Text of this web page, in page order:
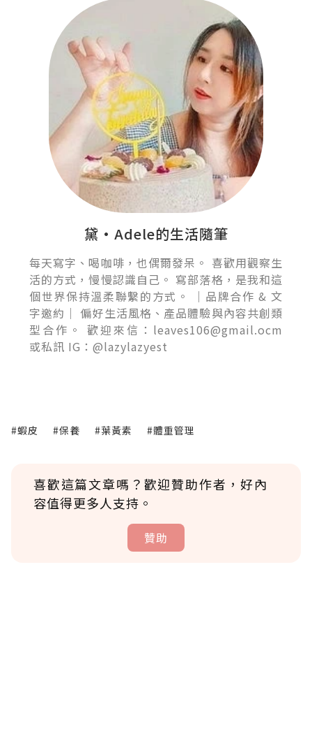
黛•Adele的生活隨筆
每天寫字、喝咖啡，也偶爾發呆。 喜歡用觀察生
活的方式，慢慢認識自己。 寫部落格，是我和這
個世界保持溫柔聯繫的方式。 ｜品牌合作 & 文
字邀約｜ 偏好生活風格、產品體驗與內容共創類
型合作。 歡迎來信：leaves106@gmail.ocm
或私訊 IG：@lazylazyest
#蝦皮 #保養 #葉黃素 #體重管理
喜歡這篇文章嗎？歡迎贊助作者，好內
容值得更多人支持。
贊助